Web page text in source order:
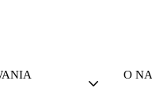
O